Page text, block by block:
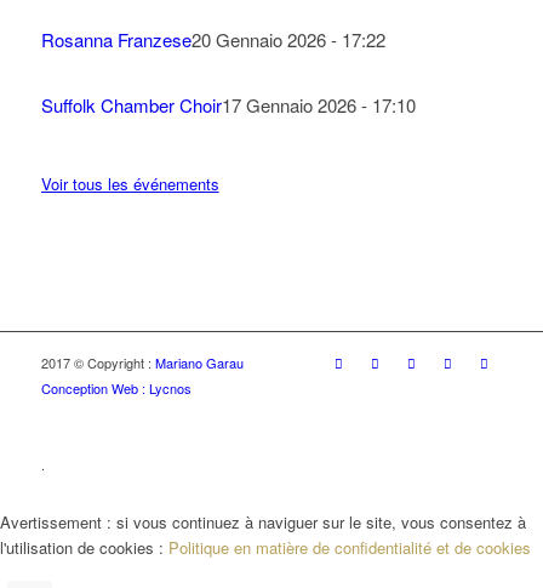
Rosanna Franzese20 Gennaio 2026 - 17:22
Suffolk Chamber Choir17 Gennaio 2026 - 17:10
Voir tous les événements
2017 © Copyright : Mariano Garau
Conception Web : Lycnos
.
Avertissement : si vous continuez à naviguer sur le site, vous consentez à
l'utilisation de cookies : Politique en matière de confidentialité et de cookies